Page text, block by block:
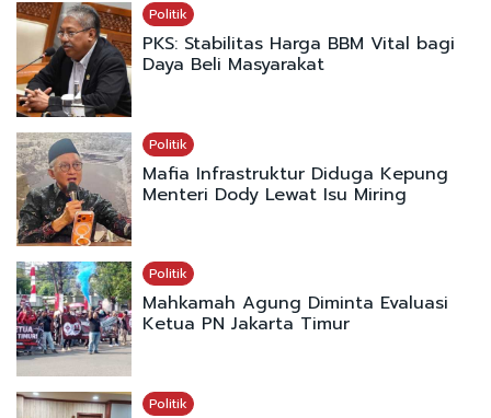
Politik
PKS: Stabilitas Harga BBM Vital bagi
Daya Beli Masyarakat
Politik
Mafia Infrastruktur Diduga Kepung
Menteri Dody Lewat Isu Miring
Politik
Mahkamah Agung Diminta Evaluasi
Ketua PN Jakarta Timur
Politik